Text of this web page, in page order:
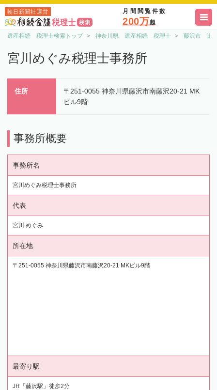
朝日新聞社運営 月間閲覧件数
200万超
遺産相続 税理士検索トップ 神奈川県 遺産相続 税理士 藤沢市 遺
宮川めぐみ税理士事務所
住所
〒251-0055 神奈川県藤沢市南藤沢20-21 MK
ビル9階
事務所概要
事務所名
宮川めぐみ税理士事務所
代表
宮川 めぐみ
所在地
〒251-0055 神奈川県藤沢市南藤沢20-21 MKビル9階
最寄り駅
JR「藤沢駅」徒歩2分